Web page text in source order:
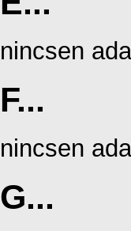
nincsen
F...
nincsen
G...